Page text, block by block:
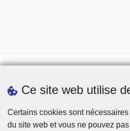
Ce site web utilise
Certains cookies sont
du site web et vous ne pouvez
Presse